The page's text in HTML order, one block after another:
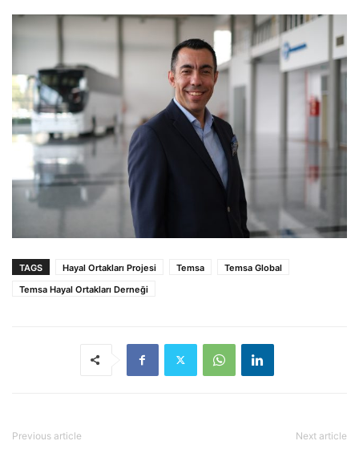
TAGS Hayal Ortakları Projesi Temsa
Temsa Global
Temsa Hayal Ortakları Derneği
Previous article Next article